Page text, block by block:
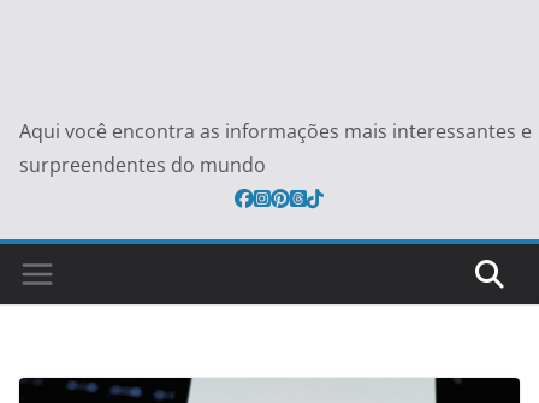
Aqui você encontra as informações mais interessantes e
surpreendentes do mundo